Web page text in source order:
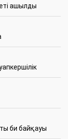
ашылды
би байқауы